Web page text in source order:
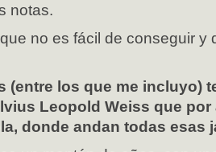
notas.
no es fácil de conseguir y
(entre los que me incluyo)
Leopold Weiss que
donde andan todas esas